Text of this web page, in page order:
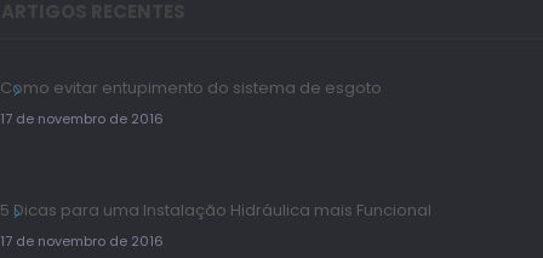
Como evitar entupimento do sistema de esgoto
17 de novembro de 2016
5 Dicas para uma Instalação Hidráulica mais Funcional
17 de novembro de 2016